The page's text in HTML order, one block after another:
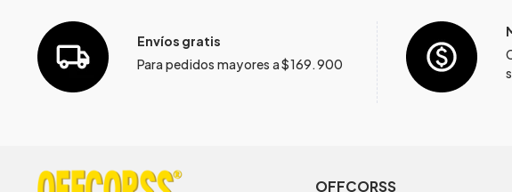
Envíos gratis
Para pedidos mayores a $169.900
OFFCORSS